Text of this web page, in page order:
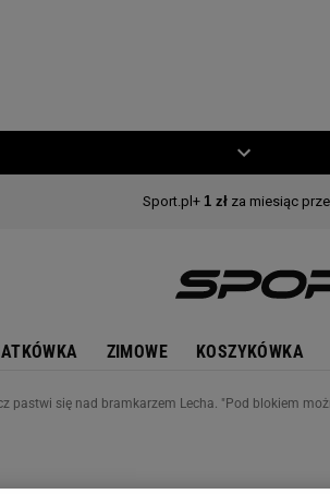
ZIMOWE KOSZYKÓWKA
pastwi się nad bramkarzem Lecha. "Pod blokiem